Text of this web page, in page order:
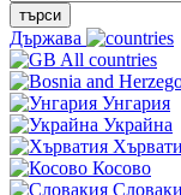
търси
Държава
All countries
Унгария
Украйна
Косово